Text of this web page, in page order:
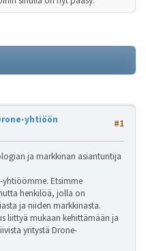
#1
yhtiöön
ja markkinan asiantuntija
yhtiöömme. Etsimme
henkilöä, jolla on
ja niiden markkinasta.
liittyä mukaan kehittämään ja
yritystä Drone-